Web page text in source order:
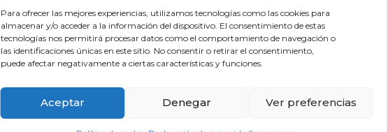
Para ofrecer las mejores experiencias, utilizamos tecnologías como las cookies para
almacenar y/o acceder a la información del dispositivo. El consentimiento de estas
tecnologías nos permitirá procesar datos como el comportamiento de navegación o
las identificaciones únicas en este sitio. No consentir o retirar el consentimiento,
puede afectar negativamente a ciertas características y funciones.
Aceptar Denegar Ver preferencias